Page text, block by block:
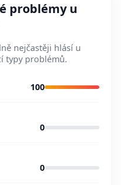
problémy u
nejčastěji hlásí u
typy problémů.
100
0
0